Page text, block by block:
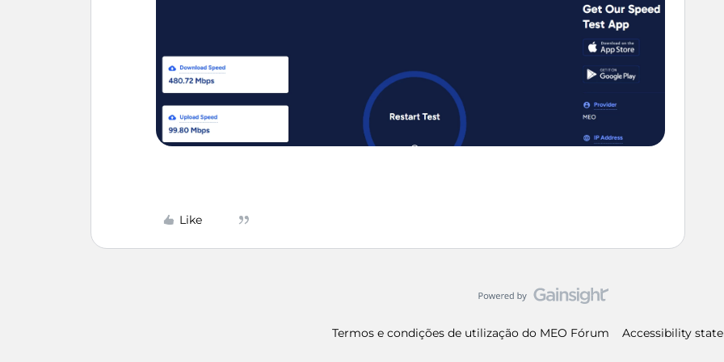
Like
Termos e condições de utilização do MEO Fórum Accessibility